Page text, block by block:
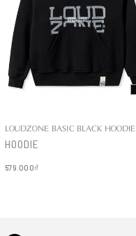
LOUDZONE BASIC BLACK HOODIE
HOODIE
579.000₫